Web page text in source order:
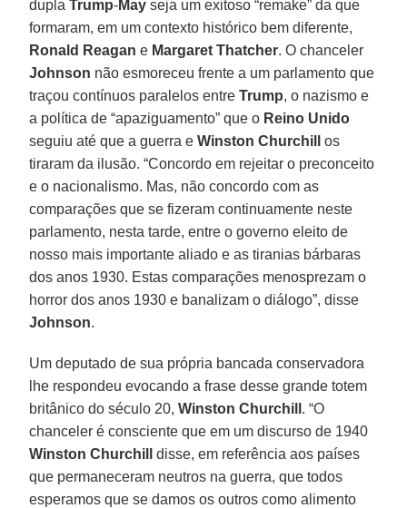
duplaTrump-May seja um exitoso “remake” da que
formaram, em um contexto histórico bem diferente,
Ronald Reagan e Margaret Thatcher. O chanceler
Johnson não esmoreceu frente a um parlamento que
traçou contínuos paralelos entreTrump, o nazismo e
a política de “apaziguamento” que o Reino Unido
seguiu até que a guerra eWinston Churchill
os
tiraram da ilusão. “Concordo em rejeitar o preconceito
e o nacionalismo. Mas, não concordo com as
comparações que se fizeram continuamente neste
parlamento, nesta tarde, entre o governo eleito de
nosso mais importante aliado e as tiranias bárbaras
dos anos 1930. Estas comparações menosprezam o
horror dos anos 1930 e banalizam o diálogo”, disse
Johnson.
Um deputado de sua própria bancada conservadora
lhe respondeu evocando a frase desse grande totem
britânico do século 20,Winston Churchill . “O
chanceler é consciente que em um discurso de 1940
Winston Churchill
disse, em referência aos países
que permaneceram neutros na guerra, que todos
esperamos que se damos os outros como alimento